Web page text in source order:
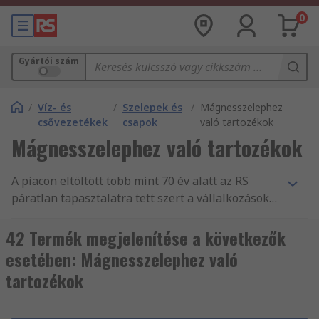
0
Gyártói szám
/ Víz- és
csővezetékek
/ Szelepek és
csapok
/ Mágnesszelephez
való tartozékok
Mágnesszelephez való tartozékok
A piacon eltöltött több mint 70 év alatt az RS
páratlan tapasztalatra tett szert a vállalkozások
tartozékellátásában, mint Víz- és csővezetékek
forgalmazásában. Világszerte támogatjuk a
mérnököket Mágnesszelep adapterek és tartók
és más Szelepek és csapok fogalmazásával, több
42 Termék megjelenítése a következők
esetében: Mágnesszelephez való
tartozékok